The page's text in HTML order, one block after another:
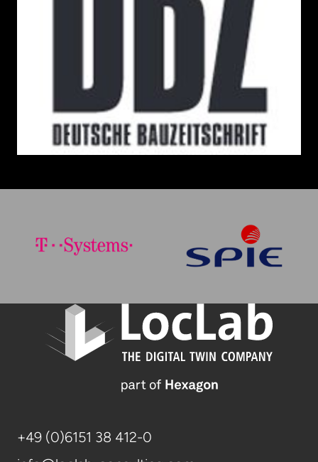
+49 (0)6151 38 412-0